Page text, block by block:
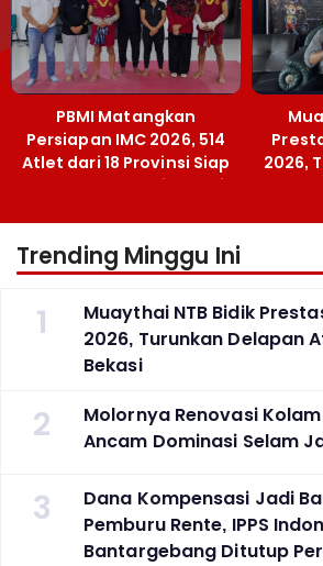
PBMI Matangkan
Persiapan IMC 2026, 514
Atlet dari 18 Provinsi Siap
Berlaga Besok di Bekasi
2026,
Atlet
Trending Minggu Ini
1
Muaythai NTB Bidik
2026, Turunkan Delapan
Bekasi
2
Molornya Renovasi
Ancam Dominasi Selam
3
Dana Kompensasi Jadi
Pemburu Rente, IPPS
Bantargebang Ditutup